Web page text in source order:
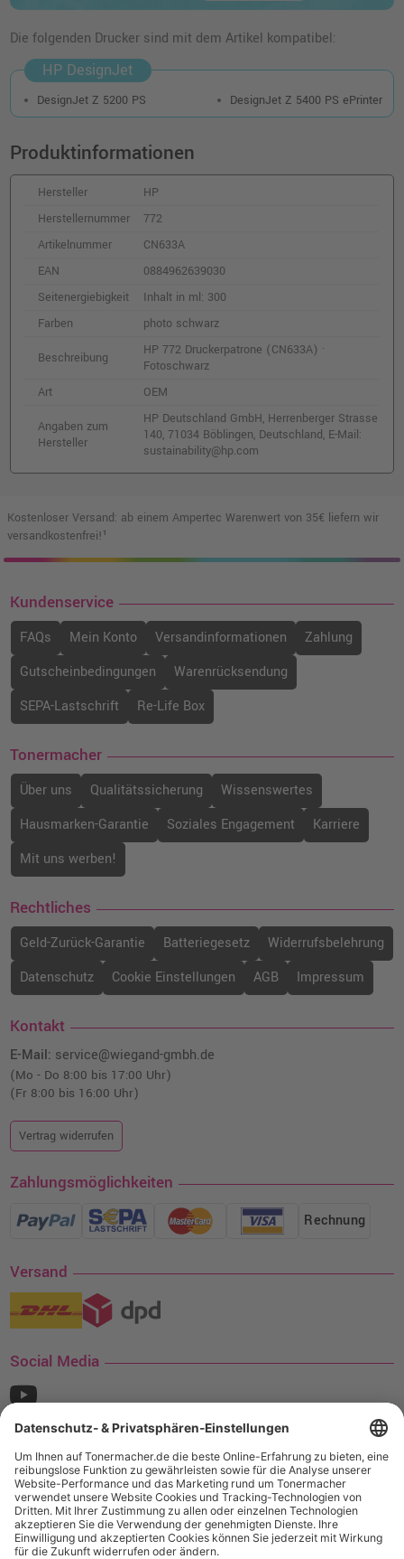
HP 772 Druckerpatrone (CN636A) · Cyan
1.190,99 € shopping_cart
HP 772 Druckerpatrone (CN635A) · Matt
Schwarz
o. MwSt.195,79 €
232,99 €
HP 772 Druckerpatrone (CN630A) · Gelb
247,98 €
inkl. MwSt. zzgl. Versand
Die folgenden Drucker sind mit dem Artikel kompatibel:
HP DesignJet
DesignJet Z 5200 PS DesignJet Z 5400 PS ePrinter
Produktinformationen
Hersteller
HP
Herstellernummer
772
Artikelnummer
CN633A
EAN
0884962639030
Seitenergiebigkeit
Inhalt in ml: 300
Farben
photo schwarz
Beschreibung
HP 772 Druckerpatrone (CN633A) ·
Fotoschwarz
Art
OEM
Angaben zum
Hersteller
HP Deutschland GmbH, Herrenberger Strasse
140, 71034 Böblingen, Deutschland, E-Mail:
sustainability@hp.com
Kostenloser Versand: ab einem Ampertec Warenwert von 35€ liefern wir
versandkostenfrei!¹
Kundenservice
FAQs Mein Konto Versandinformationen
Zahlung
Gutscheinbedingungen
Warenrücksendung
SEPA-Lastschrift
Re-Life Box
Tonermacher
Über uns Qualitätssicherung
Wissenswertes
Hausmarken-Garantie
Soziales Engagement
Karriere
Mit uns werben!
Rechtliches
Geld-Zurück-Garantie Batteriegesetz
Widerrufsbelehrung
Datenschutz
Cookie Einstellungen AGB Impressum
Kontakt
E-Mail: service@wiegand-gmbh.de
(Mo - Do 8:00 bis 17:00 Uhr)
(Fr 8:00 bis 16:00 Uhr)
Vertrag widerrufen
Zahlungsmöglichkeiten
Rechnung
Versand
Social Media
¹ Nur gültig für den Versand innerhalb Deutschlands. Befindet sich ein Warenwert
von mindestens 35€ (inkl. Mwst.) an Ampertec Artikeln in Ihrem Warenkorb, ist der
Versand für Sie kostenfrei.